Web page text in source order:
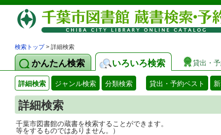
検索トップ> 詳細検索
かんたん検索 いろいろ検索 貸出・
詳細検索 ジャンル検索 分類検索 貸出・予約ベスト
詳細検索
千葉市図書館の蔵書を検索することがで
等をするものではありません。）